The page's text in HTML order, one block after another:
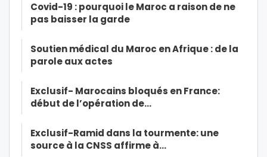
Covid-19 : pourquoi le Maroc a raison de ne
pas baisser la garde
Soutien médical du Maroc en Afrique : de la
parole aux actes
Exclusif- Marocains bloqués en France:
début de l’opération de…
Exclusif-Ramid dans la tourmente: une
source à la CNSS affirme à…